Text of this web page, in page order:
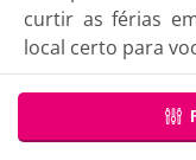
curtir as férias
local certo para